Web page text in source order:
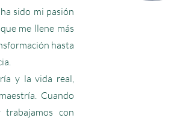
sido mi pasión
me llene más
hasta
y la vida real,
Cuando
trabajamos con